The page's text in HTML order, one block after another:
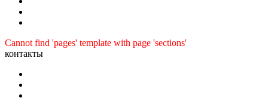
Cannot find 'pages' template with page 'sections'
контакты